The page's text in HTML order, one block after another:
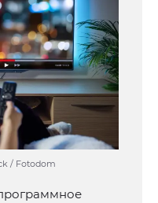
/ Fotodom